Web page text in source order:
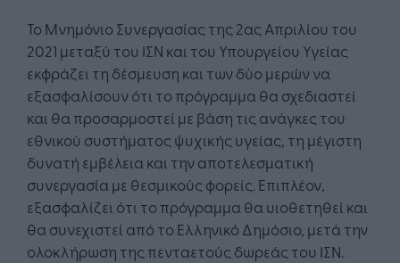
Το Μνημόνιο Συνεργασίας της 2ας Απριλίου του
2021 μεταξύ του ΙΣΝ και του Υπουργείου Υγείας
εκφράζει τη δέσμευση και των δύο μερών να
εξασφαλίσουν ότι το πρόγραμμα θα σχεδιαστεί
και θα προσαρμοστεί με βάση τις ανάγκες του
εθνικού συστήματος ψυχικής υγείας, τη μέγιστη
δυνατή εμβέλεια και την αποτελεσματική
συνεργασία με θεσμικούς φορείς. Επιπλέον,
εξασφαλίζει ότι το πρόγραμμα θα υιοθετηθεί και
θα συνεχιστεί από το Ελληνικό Δημόσιο, μετά την
ολοκλήρωση της πενταετούς δωρεάς του ΙΣΝ.